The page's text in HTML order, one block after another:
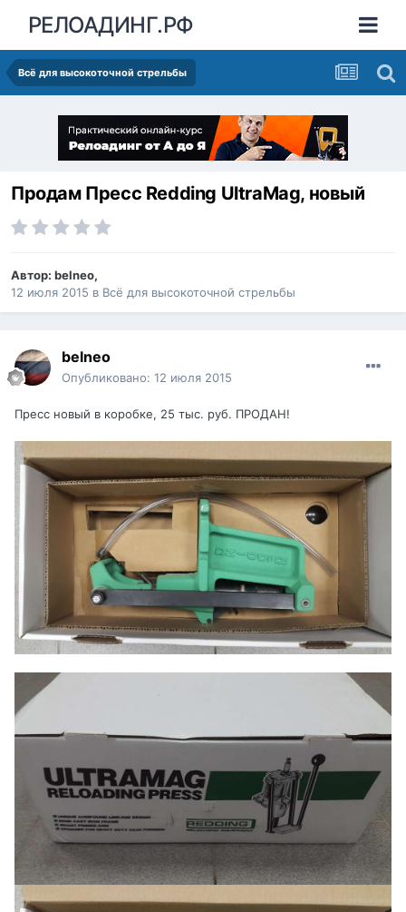
РЕЛОАДИНГ.РФ
Всё для высокоточной стрельбы
Продам Пресс Redding UltraMag, новый
Автор: belneo,
12 июля 2015 в Всё для высокоточной стрельбы
belneo
Опубликовано: 12 июля 2015
Пресс новый в коробке, 25 тыс. руб. ПРОДАН!